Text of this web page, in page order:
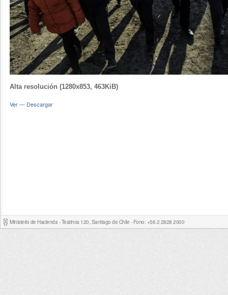
Alta resolución (1280x853, 463KiB)
Ver— Descargar
Ministerio de Hacienda - Teatinos 120, Santiago de Chile - Fono: +56 2 2828 2000